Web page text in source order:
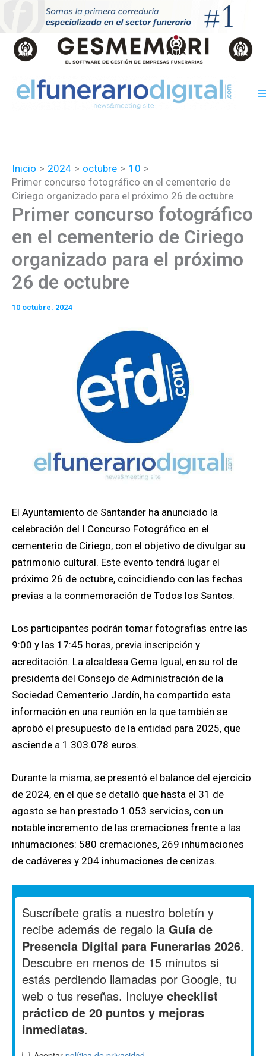
contenido
Inicio 2024 octubre
10
Primer concurso fotográfico en el cementerio de
Ciriego organizado para el próximo 26 de octubre
Primer concurso fotográfico
en el cementerio de Ciriego
organizado para el próximo
26 de octubre
10 octubre. 2024
El Ayuntamiento de Santander ha anunciado la
celebración del I Concurso Fotográfico en el
cementerio de Ciriego, con el objetivo de divulgar su
patrimonio cultural. Este evento tendrá lugar el
próximo 26 de octubre, coincidiendo con las fechas
previas a la conmemoración de Todos los Santos.
Los participantes podrán tomar fotografías entre las
9:00 y las 17:45 horas, previa inscripción y
acreditación. La alcaldesa Gema Igual, en su rol de
presidenta del Consejo de Administración de la
Sociedad Cementerio Jardín, ha compartido esta
información en una reunión en la que también se
aprobó el presupuesto de la entidad para 2025, que
asciende a 1.303.078 euros.
Durante la misma, se presentó el balance del ejercicio
de 2024, en el que se detalló que hasta el 31 de
agosto se han prestado 1.053 servicios, con un
notable incremento de las cremaciones frente a las
inhumaciones: 580 cremaciones, 269 inhumaciones
de cadáveres y 204 inhumaciones de cenizas.